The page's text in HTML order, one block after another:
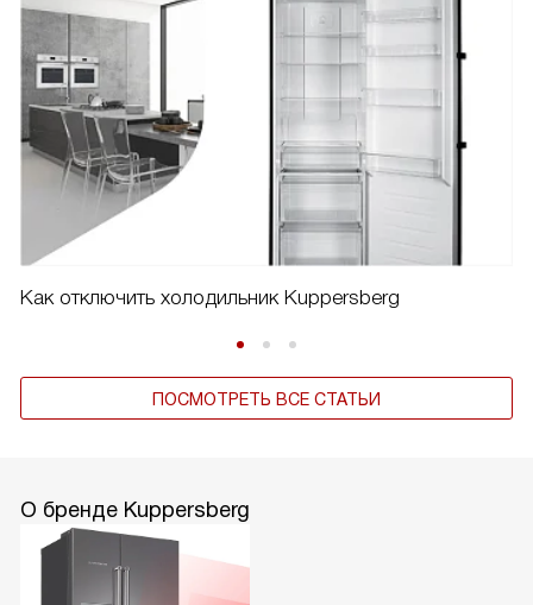
Как отключить холодильник Kuppersberg
ПОСМОТРЕТЬ ВСЕ СТАТЬИ
О бренде Kuppersberg